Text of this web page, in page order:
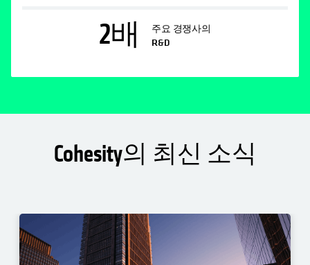
2배
주요 경쟁사의
R&D
Cohesity의 최신 소식